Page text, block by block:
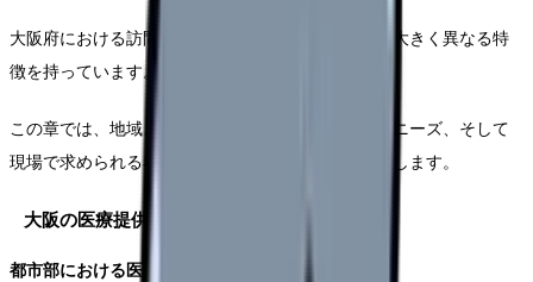
大阪府における訪問医療の現場は、都市部と郊外で大きく異なる特
徴を持っています。
この章では、地域ごとの医療提供体制や訪問診療のニーズ、そして
現場で求められる看護師の役割について詳しく解説します。
大阪の医療提供体制の特徴
都市部における医療アクセス